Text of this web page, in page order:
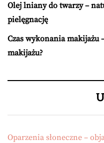
Olej lniany do twarzy –
pielęgnację
Czas wykonania makijażu
makijażu?
Oparzenia słoneczne –